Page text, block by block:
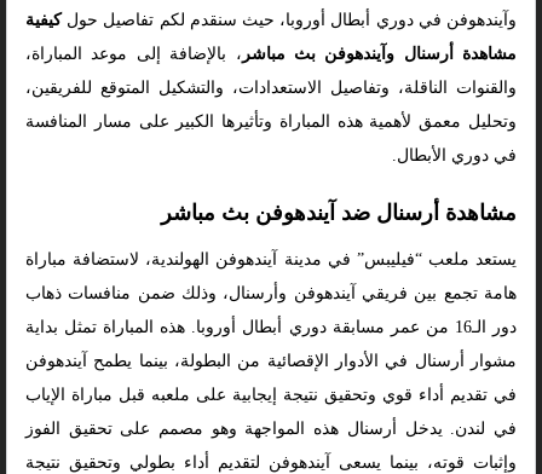
وآيندهوفن في دوري أبطال أوروبا، حيث سنقدم لكم تفاصيل حولكيفية
مشاهدة أرسنال وآيندهوفن بث مباشر ، بالإضافة إلى موعد المباراة،
والقنوات الناقلة، وتفاصيل الاستعدادات، والتشكيل المتوقع للفريقين،
وتحليل معمق لأهمية هذه المباراة وتأثيرها الكبير على مسار المنافسة
في دوري الأبطال.
مشاهدة أرسنال ضد آيندهوفن بث مباشر
يستعد ملعب “فيليبس” في مدينة آيندهوفن الهولندية، لاستضافة مباراة
هامة تجمع بين فريقي آيندهوفن وأرسنال، وذلك ضمن منافسات ذهاب
دور الـ16 من عمر مسابقة دوري أبطال أوروبا. هذه المباراة تمثل بداية
مشوار أرسنال في الأدوار الإقصائية من البطولة، بينما يطمح آيندهوفن
في تقديم أداء قوي وتحقيق نتيجة إيجابية على ملعبه قبل مباراة الإياب
في لندن. يدخل أرسنال هذه المواجهة وهو مصمم على تحقيق الفوز
وإثبات قوته، بينما يسعى آيندهوفن لتقديم أداء بطولي وتحقيق نتيجة